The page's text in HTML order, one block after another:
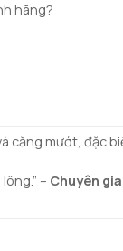
hãng?
căng mướt, đặc
– Chuyên